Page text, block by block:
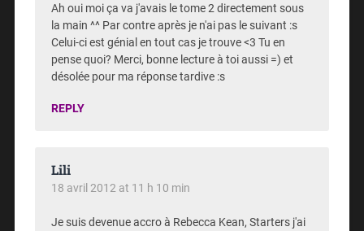
Ah oui moi ça va j'avais le tome 2 directement sous
la main ^^ Par contre après je n'ai pas le suivant :s
Celui-ci est génial en tout cas je trouve <3 Tu en
pense quoi? Merci, bonne lecture à toi aussi =) et
désolée pour ma réponse tardive :s
REPLY
Lili
18 avril 2012 at 11 h 10 min
Je suis devenue accro à Rebecca Kean, Starters j'ai